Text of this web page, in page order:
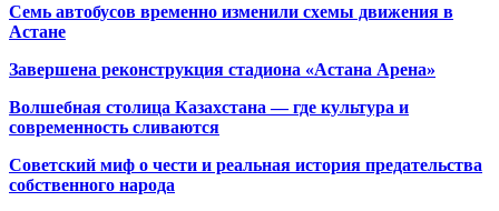
Семь автобусов временно изменили схемы движения в
Астане
Завершена реконструкция стадиона «Астана Арена»
Волшебная столица Казахстана — где культура и
современность сливаются
Советский миф о чести и реальная история предательства
собственного народа